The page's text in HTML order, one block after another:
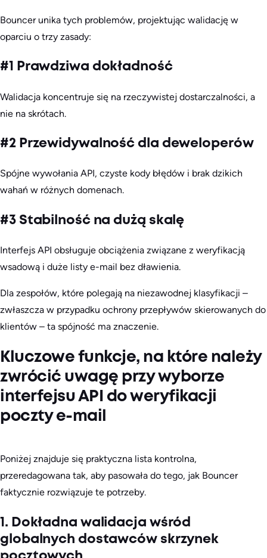
Bouncer unika tych problemów, projektując walidację w
oparciu o trzy zasady:
#1 Prawdziwa dokładność
Walidacja koncentruje się na rzeczywistej dostarczalności, a
nie na skrótach.
#2 Przewidywalność dla deweloperów
Spójne wywołania API, czyste kody błędów i brak dzikich
wahań w różnych domenach.
#3 Stabilność na dużą skalę
Interfejs API obsługuje obciążenia związane z weryfikacją
wsadową i duże listy e-mail bez dławienia.
Dla zespołów, które polegają na niezawodnej klasyfikacji –
zwłaszcza w przypadku ochrony przepływów skierowanych do
klientów – ta spójność ma znaczenie.
Kluczowe funkcje, na które należy
zwrócić uwagę przy wyborze
interfejsu API do weryfikacji
poczty e-mail
Poniżej znajduje się praktyczna lista kontrolna,
przeredagowana tak, aby pasowała do tego, jak Bouncer
faktycznie rozwiązuje te potrzeby.
1. Dokładna walidacja wśród
globalnych dostawców skrzynek